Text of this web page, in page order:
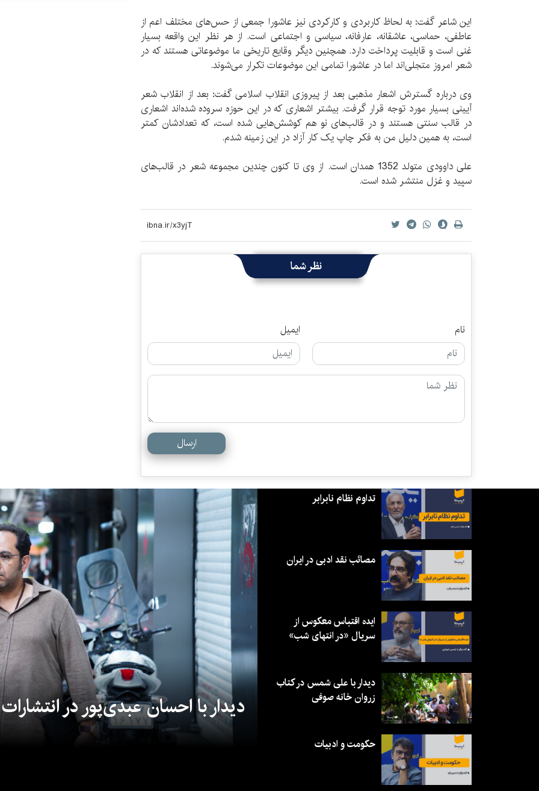
این شاعر گفت: به لحاظ کاربردی و کارکردی نیز عاشورا جمعی از حس‌های مختلف اعم از
عاطفی، حماسی، عاشقانه، عارفانه، سیاسی و اجتماعی است. از هر نظر این واقعه بسیار
غنی است و قابلیت پرداخت دارد. همچنین دیگر وقایع تاریخی ما موضوعاتی هستند که در
شعر امروز متجلی‌اند اما در عاشورا تمامی این موضوعات تکرار می‌شوند.
وی درباره گسترش اشعار مذهبی بعد از پیروزی انقلاب اسلامی گفت: بعد از انقلاب شعر
آیینی بسیار مورد توجه قرار گرفت. بیشتر اشعاری که در این حوزه سروده شده‌اند اشعاری
در قالب سنتی هستند و در قالب‌های نو هم کوشش‌هایی شده است، که تعدادشان کمتر
است، به همین دلیل من به فکر چاپ یک کار آزاد در این زمینه شدم.
علی داوودی متولد 1352 همدان است. از وی تا کنون چندین مجموعه شعر در قالب‌های
سپید و غزل منتشر شده است.
نظر شما
نام ایمیل
ارسال
دیدار با احسان عبدی‌پور در
تداوم نظام نابرابر
مصائب نقد ادبی در ایران
ایده اقتباس معکوس از
سریال «در انتهای شب»
دیدار با علی شمس در کتاب
زروان خانه صوفی
حکومت و ادبیات